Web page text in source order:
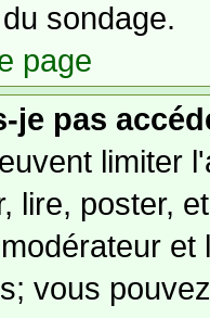
sondage.
page
je pas
limiter
lire, poster,
vous